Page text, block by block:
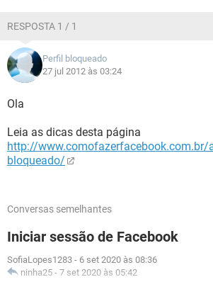
RESPOSTA 1 / 1
Perfil bloqueado
27 jul 2012 às 03:24
Ola
Leia as dicas desta página
http://www.comofazerfacebook.com.br/
bloqueado/
Conversas semelhantes
Iniciar sessão de Facebook
SofiaLopes1283 - 6 set 2020 às 08:36
ninha25 - 7 set 2020 às 05:42